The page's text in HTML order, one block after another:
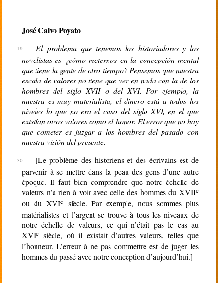
José Calvo Poyato
El problema que tenemos los historiadores y los
novelistas es ¿cómo meternos en la concepción mental
que tiene la gente de otro tiempo? Pensemos que nuestra
escala de valores no tiene que ver en nada con la de los
hombres del siglo XVII o del XVI. Por ejemplo, la
nuestra es muy materialista, el dinero está a todos los
niveles lo que no era el caso del siglo XVI, en el que
existían otros valores como el honor. El error que no hay
que cometer es juzgar a los hombres del pasado con
nuestra visión del presente.
[Le problème des historiens et des écrivains est de
parvenir à se mettre dans la peau des gens d’une autre
époque. Il faut bien comprendre que notre échelle de
valeurs n’a rien à voir avec celle des hommes du XVIIe
ou du XVIe siècle. Par exemple, nous sommes plus
matérialistes et l’argent se trouve à tous les niveaux de
notre échelle de valeurs, ce qui n’était pas le cas au
XVIe siècle, où il existait d’autres valeurs, telles que
l’honneur. L’erreur à ne pas commettre est de juger les
hommes du passé avec notre conception d’aujourd’hui.]